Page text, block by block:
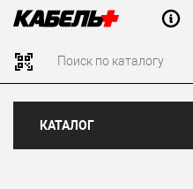
КАТАЛОГ